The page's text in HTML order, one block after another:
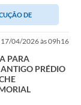
DE
04/2026 às 09h16
PARA
PRÉDIO